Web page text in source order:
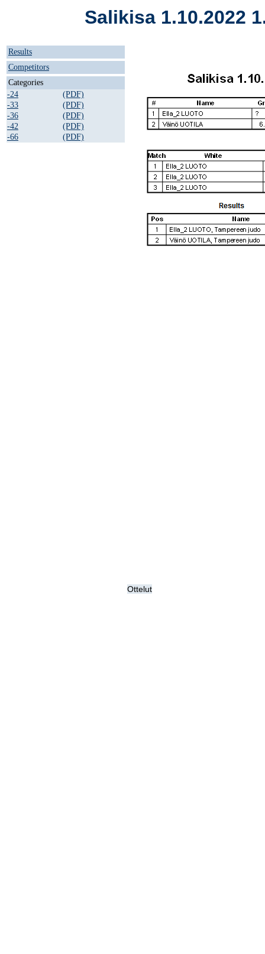
Salikisa 1.10.2022
Results
Competitors
Categories
-24
(PDF)
-33
(PDF)
-36
(PDF)
-42
(PDF)
-66
(PDF)
Ottelut